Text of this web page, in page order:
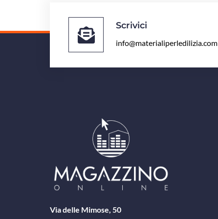
Scrivici
info@materialiperledilizia.com
Via delle Mimose, 50